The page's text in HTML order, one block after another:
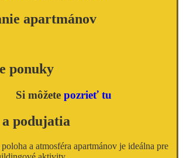
apartmánov
ponuky
Si môžete pozrieť tu
podujatia
a atmosféra apartmánov je ideálna pre